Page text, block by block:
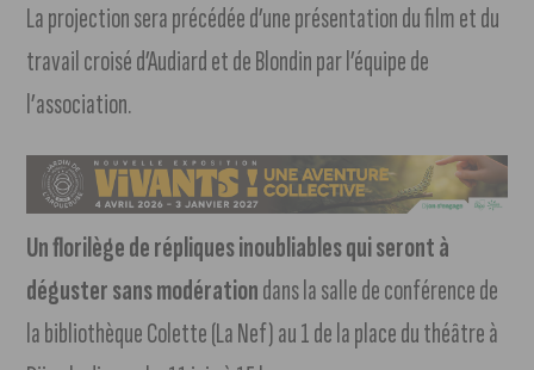
La projection sera précédée d’une présentation du film et du
travail croisé d’Audiard et de Blondin par l’équipe de
l’association.
Un florilège de répliques inoubliables qui seront à
déguster sans modérationdans la salle de conférence de
la bibliothèque Colette (La Nef) au 1 de la place du théâtre à